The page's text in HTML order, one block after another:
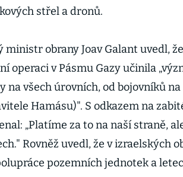
střel a dronů.
ministr obrany Joav Galant uvedl,
operaci v Pásmu Gazy učinila
na všech úrovních, od bojovníků
Hamásu)". S odkazem na
„Platíme za to na naší straně,
Rovněž uvedl, že v izraelských
pozemních jednotek a